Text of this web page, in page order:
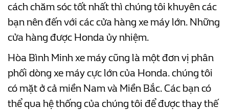
cách chăm sóc tốt nhất thì chúng tôi khuyên các
bạn nên đến với các cửa hàng xe máy lớn. Những
cửa hàng được Honda ủy nhiệm.
Hòa Bình Minh xe máy cũng là một đơn vị phân
phối dòng xe máy cực lớn của Honda. chúng tôi
có mặt ở cả miền Nam và Miền Bắc. Các bạn có
thể qua hệ thống của chúng tôi để được thay thế